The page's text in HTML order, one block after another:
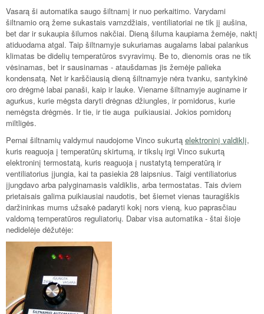
Vasarą ši automatika saugo šiltnamį ir nuo perkaitimo. Varydami
šiltnamio orą žeme sukastais vamzdžiais, ventiliatoriai ne tik jį aušina,
bet dar ir sukaupia šilumos nakčiai. Dieną šiluma kaupiama žemėje, naktį
atiduodama atgal. Taip šiltnamyje sukuriamas augalams labai palankus
klimatas be didelių temperatūros svyravimų. Be to, dienomis oras ne tik
vėsinamas, bet ir sausinamas - ataušdamas jis žemėje palieka
kondensatą. Net ir karščiausią dieną šiltnamyje nėra tvanku, santykinė
oro drėgmė labai panaši, kaip ir lauke. Viename šiltnamyje auginame ir
agurkus, kurie mėgsta daryti drėgnas džiungles, ir pomidorus, kurie
nemėgsta drėgmės. Ir tie, ir tie auga puikiausiai. Jokios pomidorų
miltligės.
Pernai šiltnamių valdymui naudojome Vinco sukurtą elektroninį valdiklį,
kuris reaguoja į temperatūrų skirtumą, ir tikslų irgi Vinco sukurtą
elektroninį termostatą, kuris reaguoja į nustatytą temperatūrą ir
ventiliatorius įjungia, kai ta pasiekia 28 laipsnius. Taigi ventiliatorius
įjungdavo arba palyginamasis valdiklis, arba termostatas. Tais dviem
prietaisais galima puikiausiai naudotis, bet šiemet vienas tauragiškis
daržininkas mums užsakė padaryti kokį nors vieną, kuo paprasčiau
valdomą temperatūros reguliatorių. Dabar visa automatika - štai šioje
nedidelėje dėžutėje: